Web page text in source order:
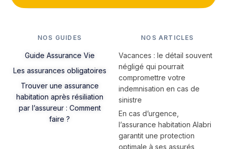
NOS GUIDES
Guide Assurance Vie
Les assurances obligatoires
Trouver une assurance
habitation après résiliation
par l’assureur : Comment
faire ?
NOS ARTICLES
Vacances : le détail souvent
négligé qui pourrait
compromettre votre
indemnisation en cas de
sinistre
En cas d’urgence,
l’assurance habitation Alabri
garantit une protection
optimale à ses assurés